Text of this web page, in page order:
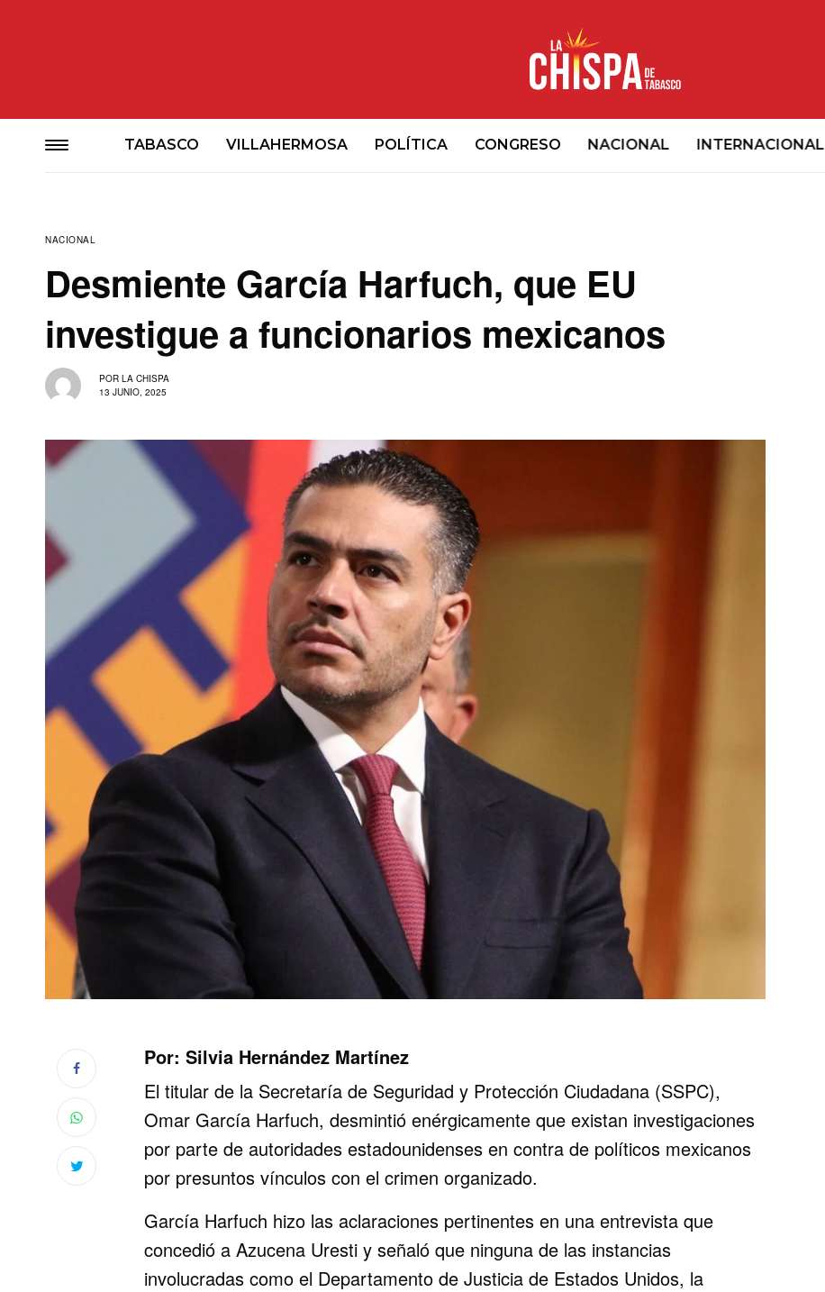
TABASCO VILLAHERMOSA POLÍTICA CONGRESO NACIONAL INTERNACIONAL
NACIONAL
Desmiente García Harfuch, que EU
investigue a funcionarios mexicanos
POR LA CHISPA
13 JUNIO, 2025
Por: Silvia Hernández Martínez
El titular de la Secretaría de Seguridad y Protección Ciudadana (SSPC),
Omar García Harfuch, desmintió enérgicamente que existan investigaciones
por parte de autoridades estadounidenses en contra de políticos mexicanos
por presuntos vínculos con el crimen organizado.
García Harfuch hizo las aclaraciones pertinentes en una entrevista que
concedió a Azucena Uresti y señaló que ninguna de las instancias
involucradas como el Departamento de Justicia de Estados Unidos, la